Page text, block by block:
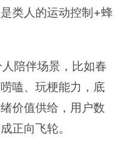
类人的运动控制+蜂
陪伴场景，比如春
嗑、玩梗能力，底
价值供给，用户数
正向飞轮。